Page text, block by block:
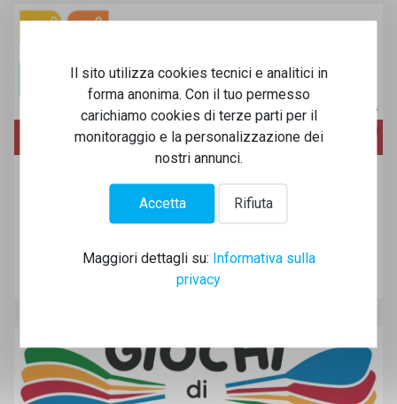
Benches Point al Canoa Club Bologna
NEWS
Nell'ambito del progetto Giochi di Pagaie, il Canoa Club
Il sito utilizza cookies tecnici e analitici in
forma anonima. Con il tuo permesso
carichiamo cookies di terze parti per il
monitoraggio e la personalizzazione dei
nostri annunci.
Accetta Rifiuta
Maggiori dettagli su: Informativa sulla
privacy